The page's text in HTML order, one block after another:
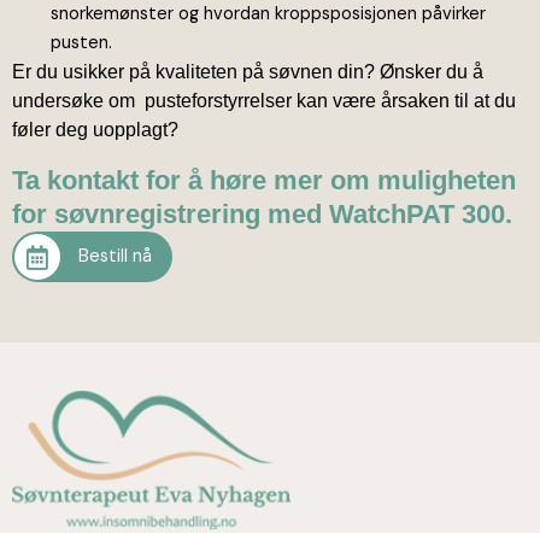
snorkemønster og hvordan kroppsposisjonen påvirker
pusten.
Er du usikker på kvaliteten på søvnen din? Ønsker du å
undersøke om pusteforstyrrelser kan være årsaken til at du
føler deg uopplagt?
Ta kontakt for å høre mer om muligheten
for søvnregistrering med WatchPAT 300.
Bestill nå